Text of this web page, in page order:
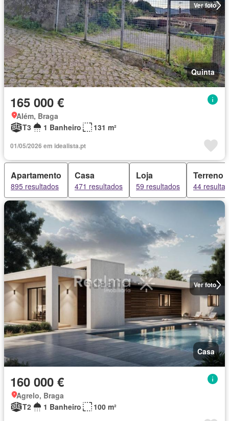
Ver foto
Quinta
165 000 €
Além, Braga
T3
1 Banheiro 131 m²
01/05/2026 em idealista.pt
Apartamento
895 resultados
Casa
471 resultados
Loja
59 resultados
Terreno
44
Ver foto
Casa
160 000 €
Agrelo, Braga
T2
1 Banheiro 100 m²